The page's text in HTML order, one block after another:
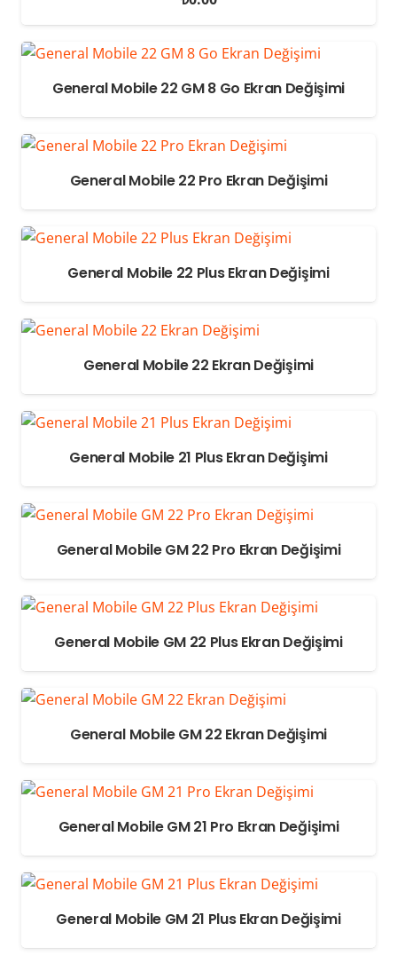
General Mobile 22 GM 8 Go Ekran Değişimi
General Mobile 22 Pro Ekran Değişimi
General Mobile 22 Plus Ekran Değişimi
General Mobile 22 Ekran Değişimi
General Mobile 21 Plus Ekran Değişimi
General Mobile GM 22 Pro Ekran Değişimi
General Mobile GM 22 Plus Ekran Değişimi
General Mobile GM 22 Ekran Değişimi
General Mobile GM 21 Pro Ekran Değişimi
General Mobile GM 21 Plus Ekran Değişimi